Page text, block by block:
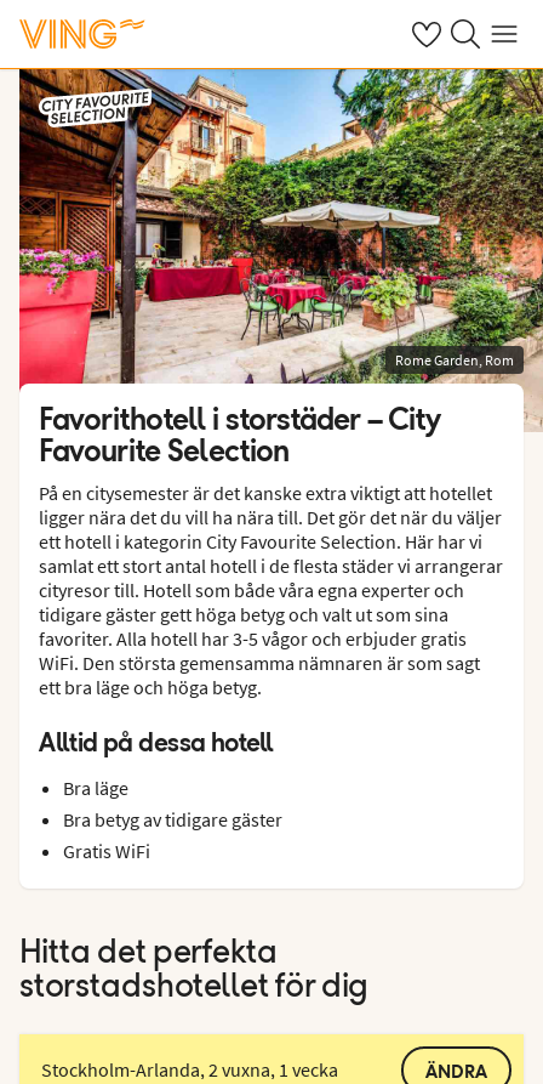
Se dinaSök på ving.se
Meny
Rome Garden, Rom
Favorithotell i storstäder – City
Favourite Selection
På en citysemester är det kanske extra viktigt att hotellet
ligger nära det du vill ha nära till. Det gör det när du väljer
ett hotell i kategorin City Favourite Selection. Här har vi
samlat ett stort antal hotell i de flesta städer vi arrangerar
cityresor till. Hotell som både våra egna experter och
tidigare gäster gett höga betyg och valt ut som sina
favoriter. Alla hotell har 3-5 vågor och erbjuder gratis
WiFi. Den största gemensamma nämnaren är som sagt
ett bra läge och höga betyg.
Alltid på dessa hotell
Bra läge
Bra betyg av tidigare gäster
Gratis WiFi
Hitta det perfekta
storstadshotellet för dig
Stockholm-Arlanda, 2 vuxna, 1 vecka ÄNDRA